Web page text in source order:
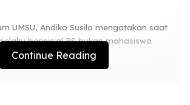
UMSU, Andiko Susilo mengatakan saat
berinisial RS bukan mahasiswa
Continue Reading